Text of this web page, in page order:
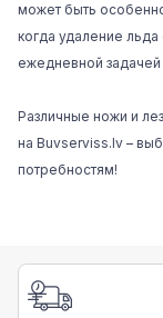
может быть
когда удаление льда
ежедневной задачей
Различные ножи и
на Buvserviss.lv –
потребностям!